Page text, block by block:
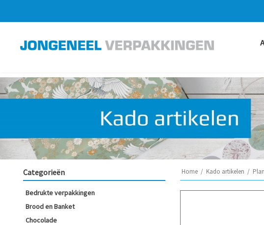
Categorieën
Bedrukte verpakkingen
Brood en Banket
Chocolade
Home / Kado artikelen /